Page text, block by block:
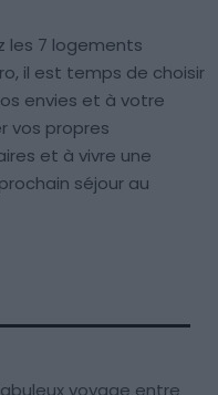
les 7 logements
il est temps de choisir
envies et à votre
vos propres
et à vivre une
séjour au
voyage entre